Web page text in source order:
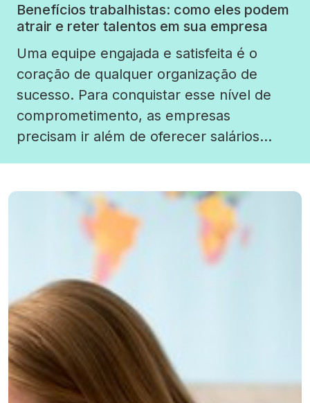
Benefícios trabalhistas: como eles podem
atrair e reter talentos em sua empresa
Uma equipe engajada e satisfeita é o
coração de qualquer organização de
sucesso. Para conquistar esse nível de
comprometimento, as empresas
precisam ir além de oferecer salários
tornando-se diferenciais para atrair
profissionais qualificados e manter
aqueles que já fazem parte do quadro de
colaboradores. Investir em benefícios […]